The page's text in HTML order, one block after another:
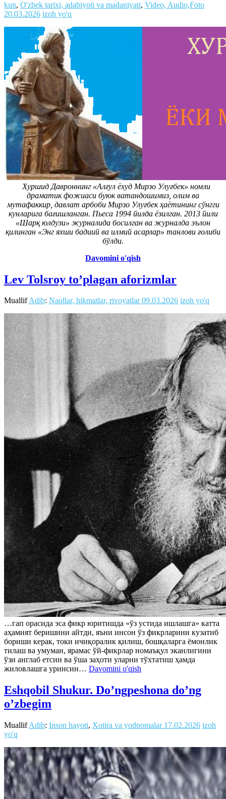
kun, O'zbek tarixi, adabiyoti va madaniyati, Video, Audio,Foto
20.03.2026 izoh yo'q
Хуршид Давроннинг «Алғул ёхуд Мирзо Улуғбек» номли
драматик фожиаси буюк ватандошимиз, олим ва
мутафаккир, давлат арбоби Мирзо Улуғбек ҳаётининг сўнгги
кунларига бағишланган. Пьеса 1994 йилда ёзилган. 2013 йили
«Шарқ юлдузи» журналида босилган ва журналда эълон
қилинган «Энг яхши бадиий ва илмий асарлар» танлови ғолиби
бўлди.
Davomini o'qish
Lev Tolsroy to’plagan aforizmlar
MuallifAdib: Naqllar, hikmatlar, rivoyatlar 09.03.2026 izoh yo'q
…гап орасида эса фикр юритишда «ўз устида ишлашга» катта
аҳамият беришини айтди, яъни инсон ўз фикрларини кузатиб
бориши керак, токи ичиқоралик қилиш, бошқаларга ёмонлик
тилаш ва умуман, ярамас ўй-фикрлар номаъқул эканлигини
ўзи англаб етсин ва ўша заҳоти уларни тўхтатиш ҳамда
жиловлашга уринсин… Davomini o'qish
Eshqobil Shukur. Do’ngpeshona do’ng
o’zbegim
MuallifAdib: Inson hayoti, Xotira va yodnomalar 17.02.2026 izoh
yo'q